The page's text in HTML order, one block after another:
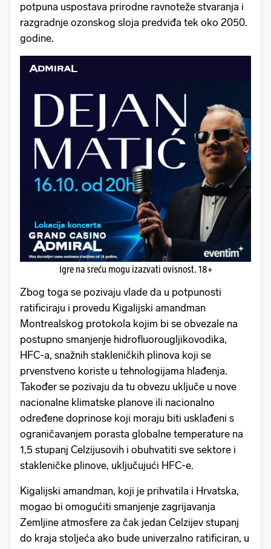
potpuna uspostava prirodne ravnoteže stvaranja i
razgradnje ozonskog sloja predviđa tek oko 2050.
godine.
Igre na sreću mogu izazvati ovisnost. 18+
Zbog toga se pozivaju vlade da u potpunosti
ratificiraju i provedu Kigalijski amandman
Montrealskog protokola kojim bi se obvezale na
postupno smanjenje hidrofluorougljikovodika,
HFC-a, snažnih stakleničkih plinova koji se
prvenstveno koriste u tehnologijama hlađenja.
Također se pozivaju da tu obvezu uključe u nove
nacionalne klimatske planove ili nacionalno
određene doprinose koji moraju biti usklađeni s
ograničavanjem porasta globalne temperature na
1,5 stupanj Celzijusovih i obuhvatiti sve sektore i
stakleničke plinove, uključujući HFC-e.
Kigalijski amandman, koji je prihvatila i Hrvatska,
mogao bi omogućiti smanjenje zagrijavanja
Zemljine atmosfere za čak jedan Celzijev stupanj
do kraja stoljeća ako bude univerzalno ratificiran, u